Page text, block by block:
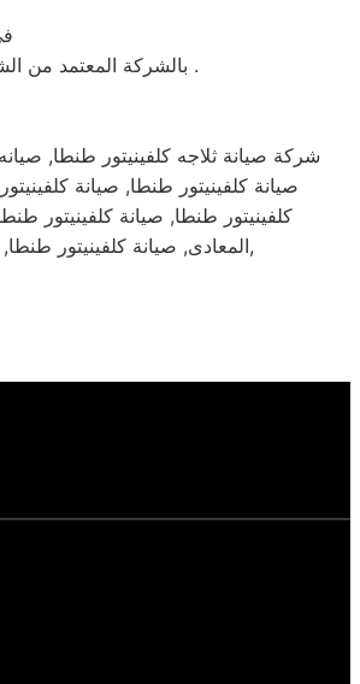
| بالشركة المعتمد من الشركة الرئيسى للصيانة فى مصر و جميع المحافظات . حيث ان صيانة الصيانة تتميز بالسهولة في الإجراءات والسرعة والدقة والالتزام بالمواعيد .
شركة صيانة ثلاجه كلفينيتور طنطا,
صيانة كلفينيتور طنطا, صيانة
كلفينيتور طنطا, صيانة كلفينيتور
المعادى, صيانة كلفينيتور طنطا, صيانة كلفينيتور التجمع الثالث, طنطا,شركة صيانة كلفينيتور طنطا, صيانة كلفينيتور طنطا,شركة شركة شركة خدمة صيانة شركة كلفينيتور طنطا بمصر,